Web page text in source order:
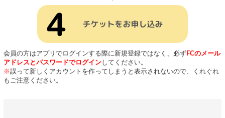
会員の方はアプリでログインする際に新規登録ではなく、必ずFCのメール
アドレスとパスワードでログイン してください。
※誤って新しくアカウントを作ってしまうと表示されないので、くれぐれ
もご注意ください。